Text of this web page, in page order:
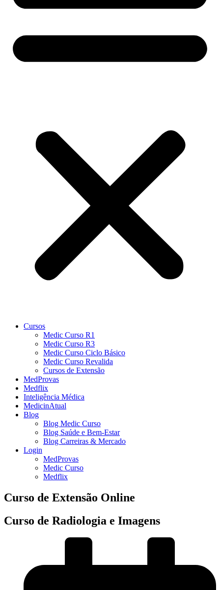
Cursos
Medic Curso R1
Medic Curso R3
Medic Curso Ciclo Básico
Medic Curso Revalida
Cursos de Extensão
MedProvas
Medflix
Inteligência Médica
MedicinAtual
Blog
Blog Medic Curso
Blog Saúde e Bem-Estar
Blog Carreiras & Mercado
Login
MedProvas
Medic Curso
Medflix
Curso de Extensão Online
Curso de Radiologia e Imagens